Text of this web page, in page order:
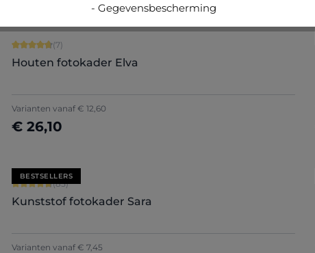
Gemiddelde score van 4.86 op 5 sterren
(7)
Houten fotokader Elva
Varianten vanaf€ 12,60
€ 26,10
Nu configureren
BESTSELLERS
Gemiddelde score van 4.71 op 5 sterren
(85)
Kunststof fotokader Sara
Varianten vanaf€ 7,45
- Gegevensbescherming